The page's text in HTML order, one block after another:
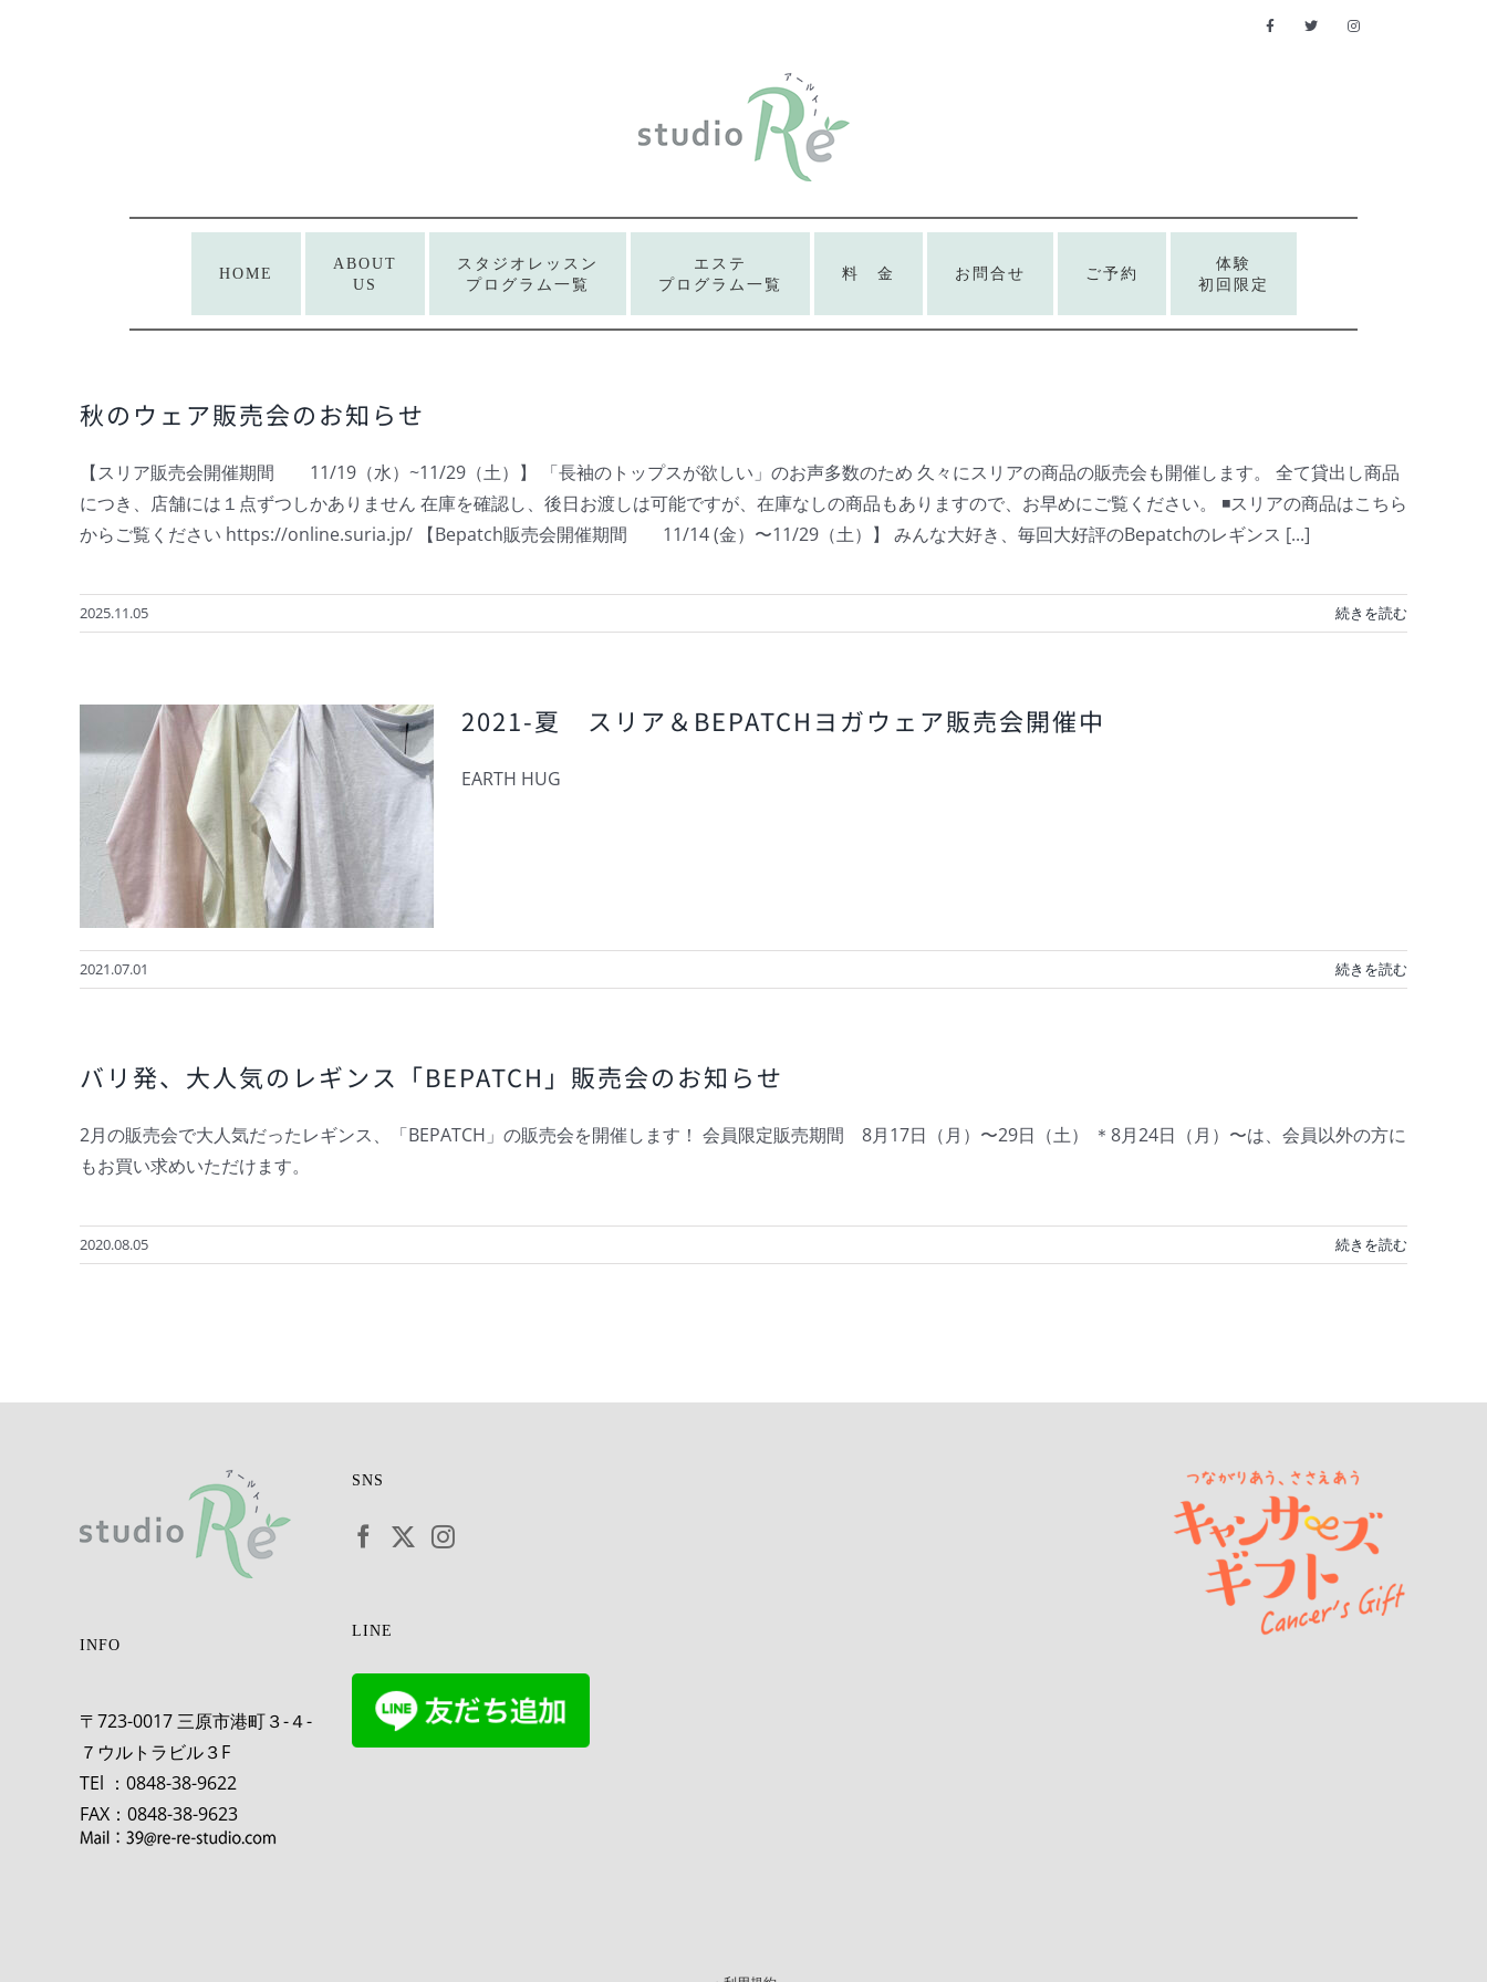
HOME
ABOUT
US
スタジオレッスン
プログラム一覧
エステ
プログラム一覧
料 金 お問合せ ご予約
体験
初回限定
秋のウェア販売会のお知らせ
【スリア販売会開催期間 11/19（水）~11/29（土）】 「長袖のトップスが欲しい」のお声多数のため 久々にスリアの商品の販売会も開催します。 全て貸出し商品
につき、店舗には１点ずつしかありません 在庫を確認し、後日お渡しは可能ですが、在庫なしの商品もありますので、お早めにご覧ください。 ◾️スリアの商品はこちら
からご覧ください https://online.suria.jp/ 【Bepatch販売会開催期間 11/14 (金）〜11/29（土）】 みんな大好き、毎回大好評のBepatchのレギンス [...]
2025.11.05 続きを読む
2021-夏 スリア＆BEPATCHヨガウェア販売会開催中
EARTH HUG
2021.07.01 続きを読む
バリ発、大人気のレギンス「BEPATCH」販売会のお知らせ
2月の販売会で大人気だったレギンス、「BEPATCH」の販売会を開催します！ 会員限定販売期間 8月17日（月）〜29日（土） ＊8月24日（月）〜は、会員以外の方に
もお買い求めいただけます。
2020.08.05 続きを読む
INFO
〒723-0017 三原市港町３-４-
７ウルトラビル３F
TEl ：0848-38-9622
FAX：0848-38-9623
SNS
LINE